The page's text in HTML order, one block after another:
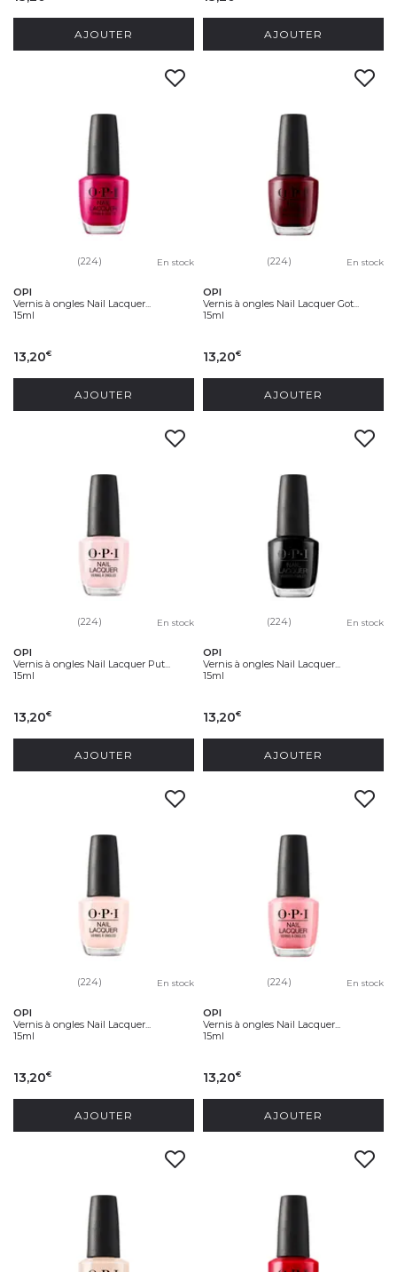
AJOUTER AJOUTER
(224) En stock
OPI
Vernis à ongles Nail Lacquer...
15ml
13,20€
AJOUTER
(224) En stock
OPI
Vernis à ongles Nail Lacquer Got...
15ml
13,20€
AJOUTER
(224) En stock
OPI
Vernis à ongles Nail Lacquer Put...
15ml
13,20€
AJOUTER
(224) En stock
OPI
Vernis à ongles Nail Lacquer...
15ml
13,20€
AJOUTER
(224) En stock
OPI
Vernis à ongles Nail Lacquer...
15ml
13,20€
AJOUTER
(224) En stock
OPI
Vernis à ongles Nail Lacquer...
15ml
13,20€
AJOUTER